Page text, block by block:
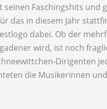
Faschingshits und
das in diesem Jahr
dabei. Ob der
wird, ist noch
Dirigenten
die Musikerinnen